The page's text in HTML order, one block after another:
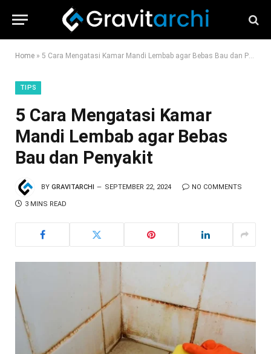
Home » 5 Cara Mengatasi Kamar Mandi Lembab agar Bebas Bau dan Penyakit
TIPS
5 Cara Mengatasi Kamar
Mandi Lembab agar Bebas
Bau dan Penyakit
BY GRAVITARCHI SEPTEMBER 22, 2024 NO COMMENTS
3 MINS READ